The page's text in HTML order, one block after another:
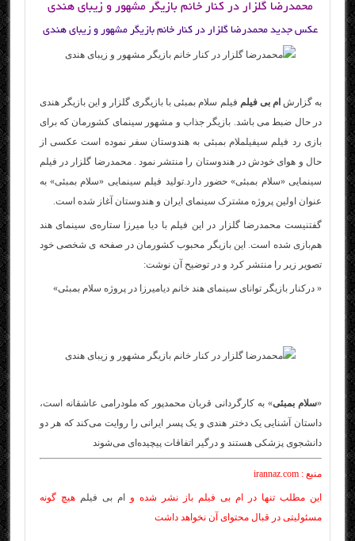
محمدرضا گلزار در کنار خانم بازیگر مشهور و زیبای هندی
عکس جدید محمدرضا گلزار در کنار خانم بازیگر مشهور و زیبای هندی
به گزارش ام بی فیلم فیلم سلام بمبئی با بازیگری گلزار و این بازیگر هندی
در حال ضبط می باشد. بازیگر جذاب و مشهور سینمای کشورمان که برای
بازی رد فیلم سیفیلملام بمبئی به هندوستان سفر نموده است عکسی از
حال و هوای خودش در هندوستان را منتشر نمود . محمدرضا گلزار در فیلم
سینمایی «سلام بمبئی» حضور دارد.تولید فیلم سینمایی «سلام بمبئی» به
عنوان اولین پروژه مشترک سینمای ایران و هندوستان آغاز شده است.
گفتنیست محمدرضا گلزار در این فیلم با دیا میرزا ستاره‌ی سینمای هند
هم‌بازی شده است. این بازیگر محبوب کشورمان در صفحه ی شخصی خود
تصویر زیر را منتشر کرد و در توضیح آن نوشت:
« دركنار بازيگر توانای سينمای هند خانم دیاميرزا در پروژه سلام بمبئی»
«سلام بمبئی» به کارگردانی قربان محمدپور که ملودرامی عاشقانه است،
داستان آشنایی یک دختر هندی و یک پسر ایرانی را روایت می‌کند که هر دو
دانشجوی پزشکی هستند و درگیر اتفاقات پیچیده‌ای می‌شوند
منبع : irannaz.com
این مطلب تنها در ام بی فیلم باز نشر شده و ام بی فیلم هیچ گونه
مسئولیتی در قبال محتوای آن نخواهد داشت